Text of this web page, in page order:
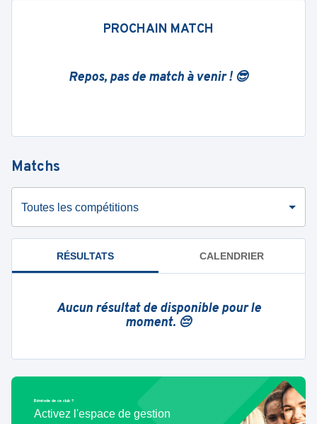
PROCHAIN MATCH
Repos, pas de match à venir ! 😎
Matchs
Toutes les compétitions
RÉSULTATS CALENDRIER
Aucun résultat de disponible pour le
moment. 😔
Bénévole de ce club ?
Activez l'espace de gestion